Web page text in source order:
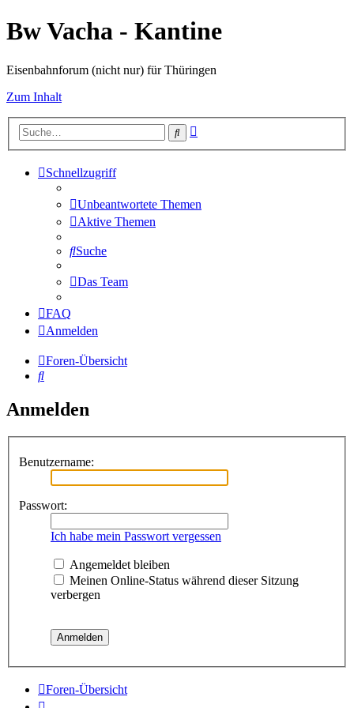
Bw Vacha - Kantine
Eisenbahnforum (nicht nur) für Thüringen
Zum Inhalt
Suche
Schnellzugriff
Unbeantwortete Themen
Aktive Themen
Suche
Das Team
FAQ
Anmelden
Foren-Übersicht
Suche
Anmelden
Benutzername:
Passwort:
Ich habe mein Passwort vergessen
Angemeldet bleiben
Meinen Online-Status während dieser Sitzung
verbergen
Foren-Übersicht